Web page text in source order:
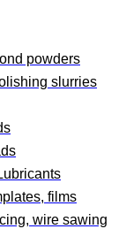
powders
slurries
films
wire sawing